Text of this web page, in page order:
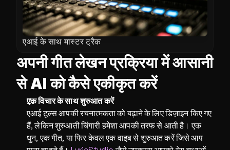
एआई के साथ मास्टर ट्रैक
अपनी गीत लेखन प्रक्रिया में आसानी
से AI को कैसे एकीकृत करें
एक विचार के साथ शुरुआत करें
एआई टूल्स आपकी रचनात्मकता को बढ़ाने के लिए डिज़ाइन किए गए
हैं, लेकिन शुरुआती चिंगारी हमेशा आपकी तरफ से आती है। एक
धुन, एक गीत, या फिर केवल एक वाइब से शुरुआत करें जिसे आप